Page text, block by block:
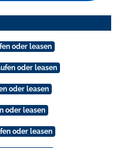
oder leasen
oder leasen
oder leasen
oder leasen
oder leasen